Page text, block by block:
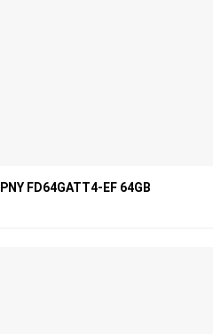
PNY FD64GATT4-EF 64GB